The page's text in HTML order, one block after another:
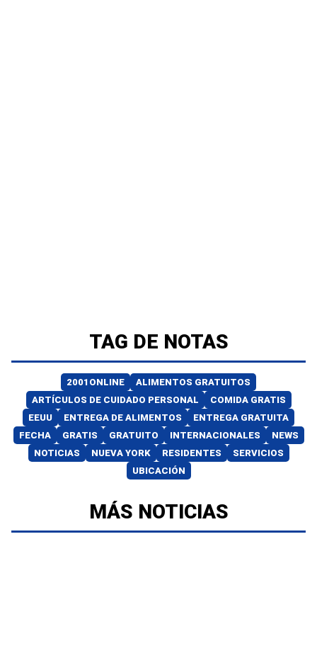
TAG DE NOTAS
2001ONLINE
ALIMENTOS GRATUITOS
ARTÍCULOS DE CUIDADO PERSONAL
COMIDA GRATIS
EEUU
ENTREGA DE ALIMENTOS
ENTREGA GRATUITA
FECHA
GRATIS GRATUITO INTERNACIONALES
NEWS
NOTICIAS
NUEVA YORK RESIDENTES
SERVICIOS
UBICACIÓN
MÁS NOTICIAS